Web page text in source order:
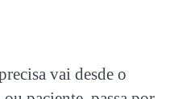
vai desde o